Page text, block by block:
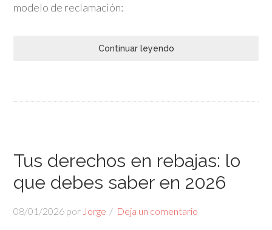
modelo de reclamación:
Continuar leyendo
Tus derechos en rebajas: lo
que debes saber en 2026
08/01/2026 por Jorge Deja un comentario